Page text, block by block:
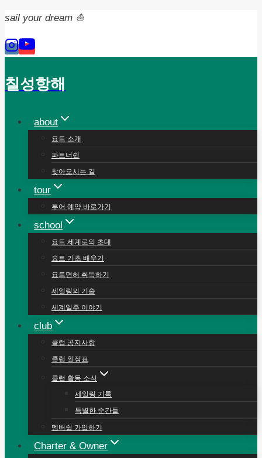
Skip
content
sail your dream ⛵️
칠성항해
about
요트 소개
파트너쉽
찾아오시는 길
tour
투어 예약 바로가기
school
요트 세계로의 초대
요트 기초 배우기
요트면허 취득하기
세일링의 기술
세계일주 이야기
club
클럽 공지사항
클럽 일정표
클럽 활동 소식
세일링 기록
특별한 순간들
멤버쉽 가입하기
Charter & Owner